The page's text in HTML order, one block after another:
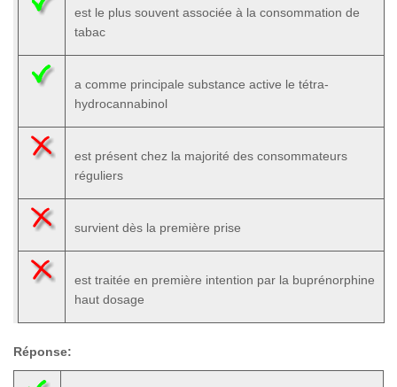
est le plus souvent associée à la consommation de
tabac
a comme principale substance active le tétra-
hydrocannabinol
est présent chez la majorité des consommateurs
réguliers
survient dès la première prise
est traitée en première intention par la buprénorphine
haut dosage
Réponse: